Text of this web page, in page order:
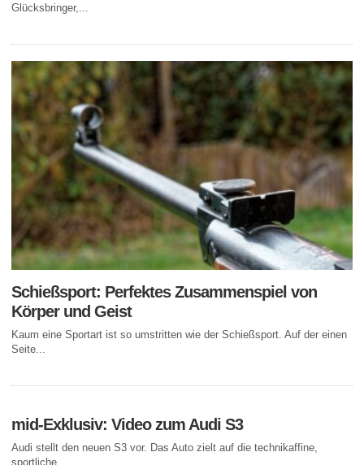
Glücksbringer,...
Schießsport: Perfektes Zusammenspiel von
Körper und Geist
Kaum eine Sportart ist so umstritten wie der Schießsport. Auf der einen
Seite...
mid-Exklusiv: Video zum Audi S3
Audi stellt den neuen S3 vor. Das Auto zielt auf die technikaffine,
sportliche,...